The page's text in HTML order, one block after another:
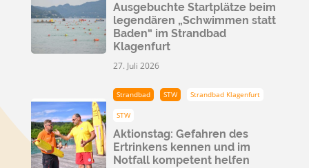
Ausgebuchte Startplätze beim
legendären „Schwimmen statt
Baden“ im Strandbad
Klagenfurt
27. Juli 2026
Strandbad STW Strandbad Klagenfurt
STW
Aktionstag: Gefahren des
Ertrinkens kennen und im
Notfall kompetent helfen